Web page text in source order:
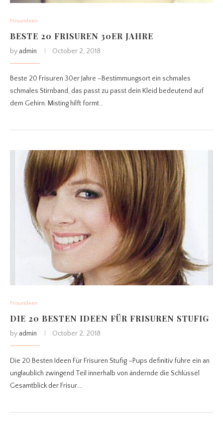
Frisurideen
BESTE 20 FRISUREN 30ER JAHRE
by admin October 2, 2018
Beste 20 Frisuren 30er Jahre –Bestimmungsort ein schmales
schmales Stirnband, das passt zu passt dein Kleid bedeutend auf
dem Gehirn. Misting hilft formt…
Frisurideen
DIE 20 BESTEN IDEEN FÜR FRISUREN STUFIG
by admin October 2, 2018
Die 20 Besten Ideen Für Frisuren Stufig –Pups definitiv führe ein an
unglaublich zwingend Teil innerhalb von ändernde die Schlüssel
Gesamtblick der Frisur.…